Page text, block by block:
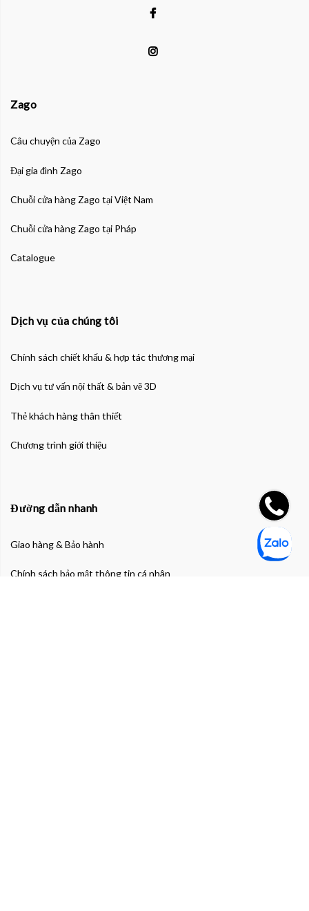
Zago
Câu chuyện của Zago
Đại gia đình Zago
Chuỗi cửa hàng Zago tại Việt Nam
Chuỗi cửa hàng Zago tại Pháp
Catalogue
Dịch vụ của chúng tôi
Chính sách chiết khấu & hợp tác thương mại
Dịch vụ tư vấn nội thất & bản vẽ 3D
Thẻ khách hàng thân thiết
Chương trình giới thiệu
Đường dẫn nhanh
Giao hàng & Bảo hành
Chính sách bảo mật thông tin cá nhân